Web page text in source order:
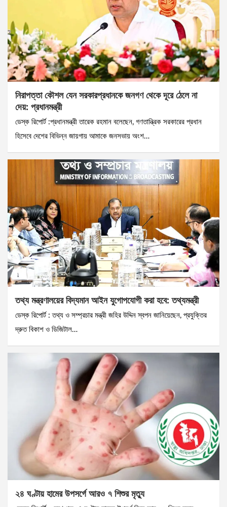
নিরাপত্তা কৌশল যেন সরকারপ্রধানকে জনগণ থেকে দূরে ঠেলে না
দেয়: প্রধানমন্ত্রী
ডেস্ক রিপোর্ট :প্রধানমন্ত্রী তারেক রহমান বলেছেন, গণতান্ত্রিক সরকারের প্রধান
হিসেবে দেশের বিভিন্ন জায়গায় আমাকে জনসভায় অংশ…
তথ্য মন্ত্রণালয়ের বিদ্যমান আইন যুগোপযোগী করা হবে: তথ্যমন্ত্রী
ডেস্ক রিপোর্ট : তথ্য ও সম্প্রচার মন্ত্রী জহির উদ্দিন স্বপন জানিয়েছেন, প্রযুক্তির
দ্রুত বিকাশ ও ডিজিটাল…
২৪ ঘণ্টায় হামের উপসর্গে আরও ৭ শিশুর মৃত্যু